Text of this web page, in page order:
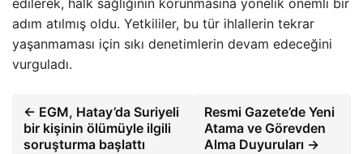
edilerek, halk sağlığının korunmasına yönelik önemli bir
adım atılmış oldu. Yetkililer, bu tür ihlallerin tekrar
yaşanmaması için sıkı denetimlerin devam edeceğini
vurguladı.
← EGM, Hatay’da Suriyeli
bir kişinin ölümüyle ilgili
soruşturma başlattı
Resmi Gazete’de Yeni
Atama ve Görevden
Alma Duyuruları →